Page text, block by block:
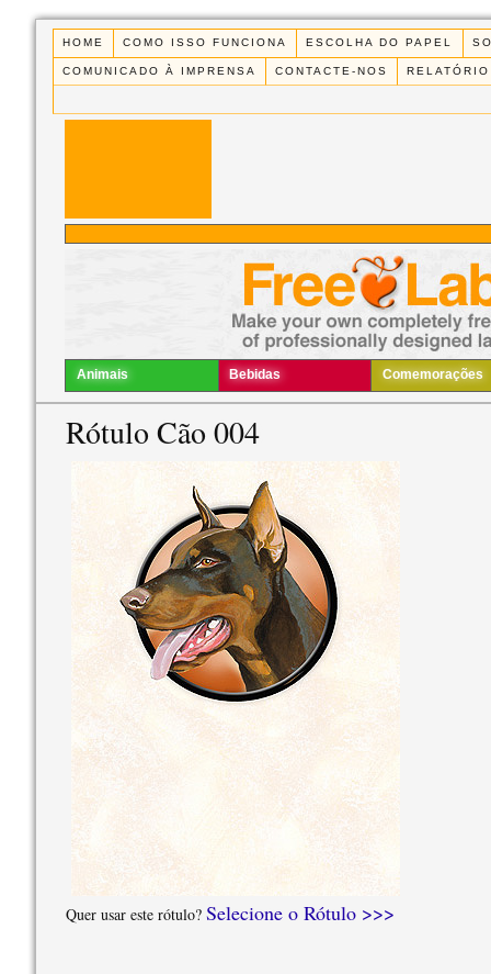
HOME COMO ISSO FUNCIONA ESCOLHA DO PAPEL
COMUNICADO À IMPRENSA CONTACTE-NOS
Animais Bebidas Comemorações
Rótulo Cão 004
Quer usar este rótulo? Selecione o Rótulo >>>